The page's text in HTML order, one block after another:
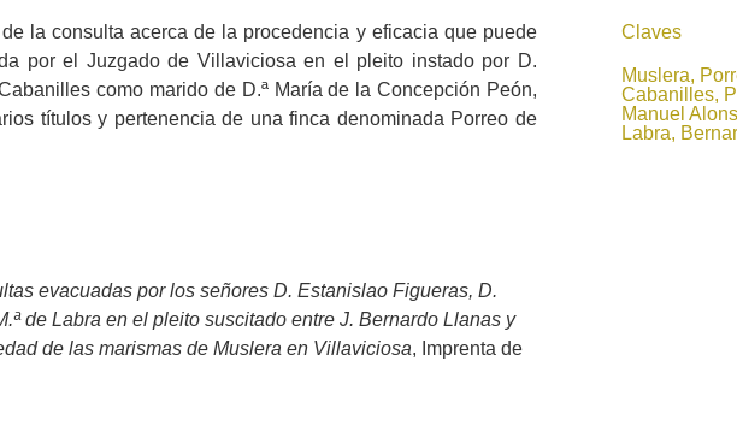
la consulta acerca de la procedencia y eficacia que puede
por el Juzgado de Villaviciosa en el pleito instado por D.
como marido de D.ª María de la Concepción Peón,
títulos y pertenencia de una finca denominada Porreo de
evacuadas por los señores D. Estanislao Figueras, D.
de Labra en el pleito suscitado entre J. Bernardo Llanas y
de las marismas de Muslera en Villaviciosa, Imprenta de
Claves
Muslera,
Cabanilles,
Manuel
Labra,